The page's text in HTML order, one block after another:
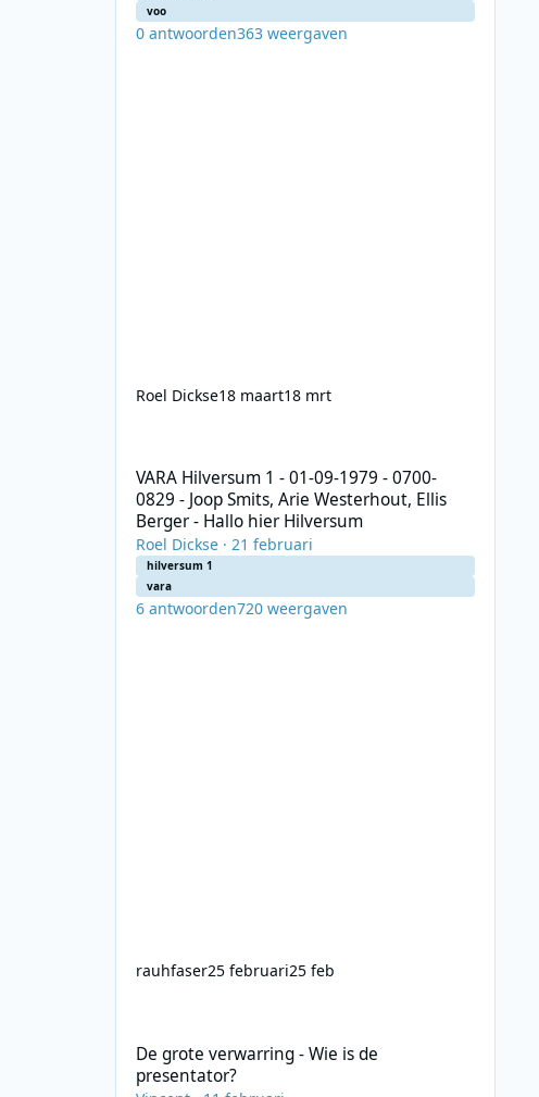
voo
0 antwoorden363 weergaven
Roel Dickse18 maart18 mrt
VARA Hilversum 1 - 01-09-1979 - 0700-
0829 - Joop Smits, Arie Westerhout, Ellis
Berger - Hallo hier Hilversum
Roel Dickse· 21 februari
hilversum 1
vara
6 antwoorden720 weergaven
rauhfaser25 februari25 feb
De grote verwarring - Wie is de
presentator?